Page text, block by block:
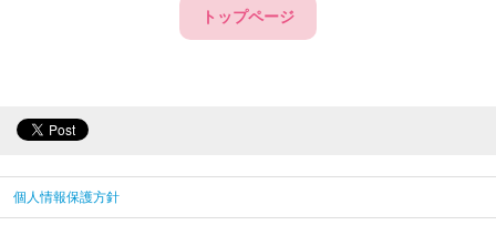
トップページ
個人情報保護方針